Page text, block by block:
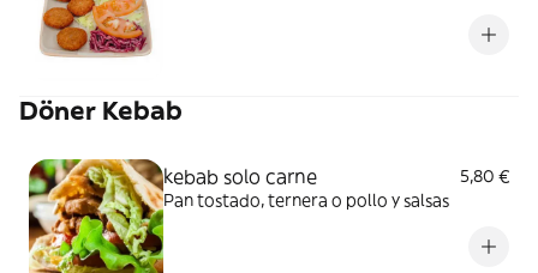
Döner Kebab
kebab solo carne
5,80 €
Pan tostado, ternera o pollo y salsas